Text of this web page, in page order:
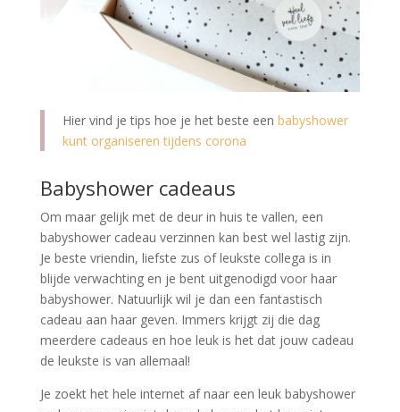
Hier vind je tips hoe je het beste een babyshower
kunt organiseren tijdens corona
Babyshower cadeaus
Om maar gelijk met de deur in huis te vallen, een
babyshower cadeau verzinnen kan best wel lastig zijn.
Je beste vriendin, liefste zus of leukste collega is in
blijde verwachting en je bent uitgenodigd voor haar
babyshower. Natuurlijk wil je dan een fantastisch
cadeau aan haar geven. Immers krijgt zij die dag
meerdere cadeaus en hoe leuk is het dat jouw cadeau
de leukste is van allemaal!
Je zoekt het hele internet af naar een leuk babyshower